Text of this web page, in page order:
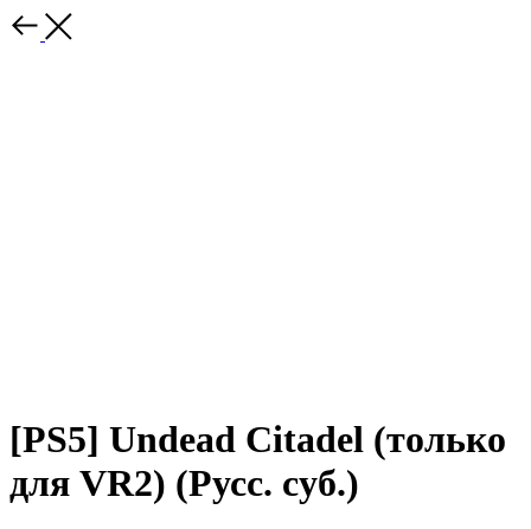
[PS5] Undead Citadel (только
для VR2) (Русс. суб.)